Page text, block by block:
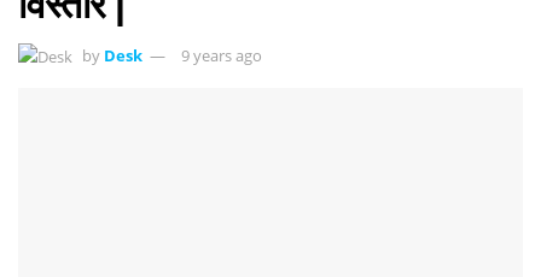
by Desk 9 years ago